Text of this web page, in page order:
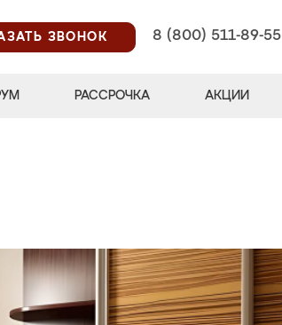
ЗВОНОК
8 (800) 511-89-55
РАССРОЧКА АКЦИИ